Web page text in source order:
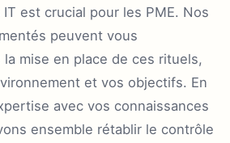
est crucial pour les PME. Nos
peuvent vous
la mise en place de ces rituels,
et vos objectifs. En
avec vos connaissances
ensemble rétablir le contrôle